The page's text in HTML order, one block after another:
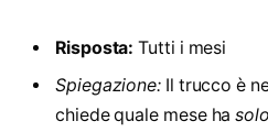
Risposta: Tutti i mesi
Spiegazione: Il trucco è
chiede quale mese hasolo